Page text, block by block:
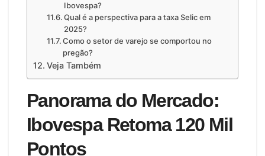
Ibovespa?
Qual é a perspectiva para a taxa Selic em
2025?
Como o setor de varejo se comportou no
pregão?
Veja Também
Panorama do Mercado:
Ibovespa Retoma 120 Mil
Pontos